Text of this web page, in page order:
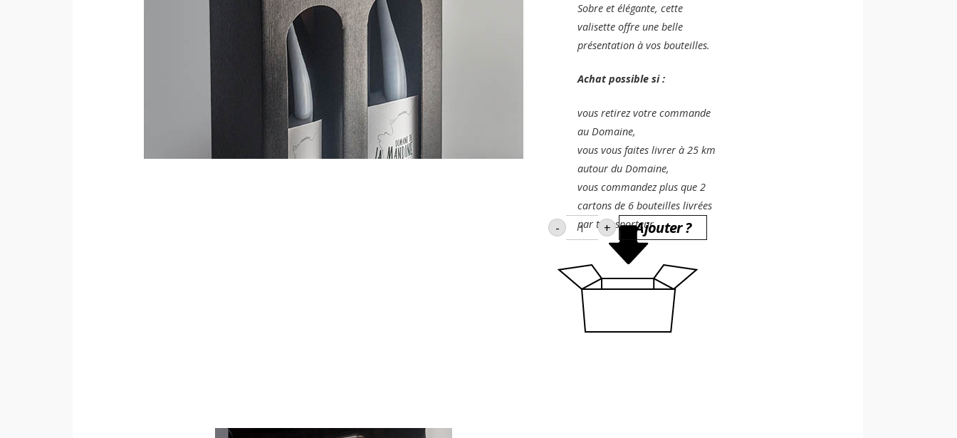
Sobre et élégante, cette
valisette offre une belle
présentation à vos bouteilles.
Achat possible si :
vous retirez votre commande
au Domaine,
vous vous faites livrer à 25 km
autour du Domaine,
vous commandez plus que 2
cartons de 6 bouteilles livrées
par transporteur.
- quantité
de
Valisette
2
bouteilles
+ Ajouter ?